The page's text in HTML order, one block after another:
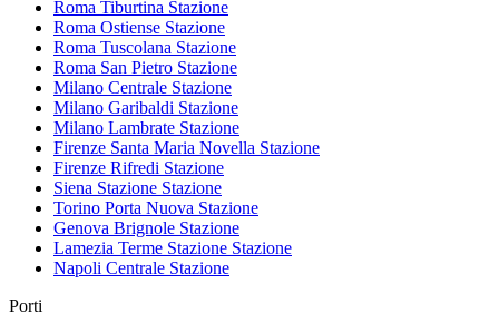
Roma Tiburtina Stazione
Roma Ostiense Stazione
Roma Tuscolana Stazione
Roma San Pietro Stazione
Milano Centrale Stazione
Milano Garibaldi Stazione
Milano Lambrate Stazione
Firenze Santa Maria Novella Stazione
Firenze Rifredi Stazione
Siena Stazione Stazione
Torino Porta Nuova Stazione
Genova Brignole Stazione
Lamezia Terme Stazione Stazione
Napoli Centrale Stazione
Porti